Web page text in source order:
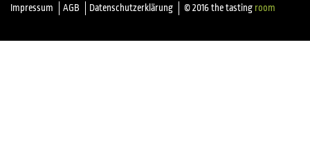
Impressum AGB Datenschutzerklärung © 2016 the tasting room